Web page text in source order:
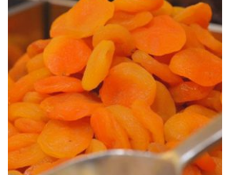
Προσθήκη
στη Λίστα
Επιθυμιών